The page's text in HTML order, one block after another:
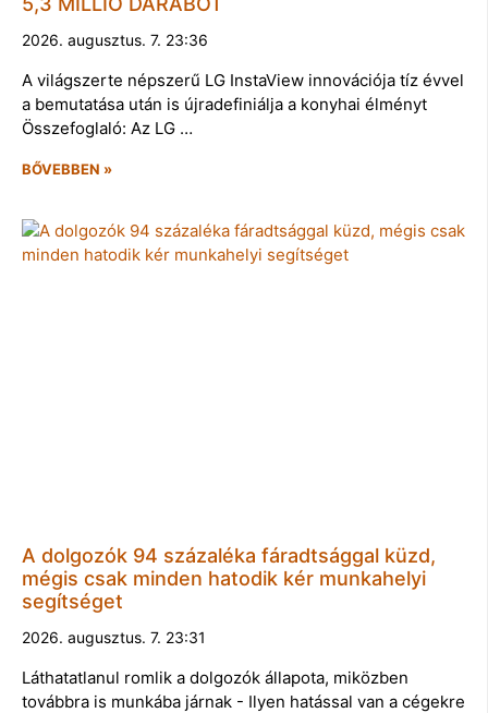
2026. augusztus. 7. 23:36
A világszerte népszerű LG InstaView innovációja tíz évvel
a bemutatása után is újradefiniálja a konyhai élményt
Összefoglaló: Az LG …
BŐVEBBEN »
A dolgozók 94 százaléka fáradtsággal küzd,
mégis csak minden hatodik kér munkahelyi
segítséget
2026. augusztus. 7. 23:31
Láthatatlanul romlik a dolgozók állapota, miközben
továbbra is munkába járnak - Ilyen hatással van a cégekre